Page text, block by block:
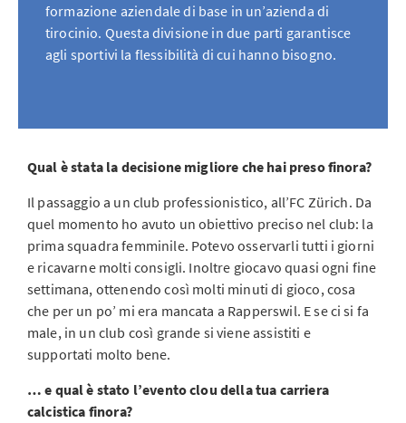
formazione aziendale di base in un’azienda di
tirocinio. Questa divisione in due parti garantisce
agli sportivi la flessibilità di cui hanno bisogno.
Qual è stata la decisione migliore che hai preso finora?
Il passaggio a un club professionistico, all’FC Zürich. Da
quel momento ho avuto un obiettivo preciso nel club: la
prima squadra femminile. Potevo osservarli tutti i giorni
e ricavarne molti consigli. Inoltre giocavo quasi ogni fine
settimana, ottenendo così molti minuti di gioco, cosa
che per un po’ mi era mancata a Rapperswil. E se ci si fa
male, in un club così grande si viene assistiti e
supportati molto bene.
… e qual è stato l’evento clou della tua carriera
calcistica finora?